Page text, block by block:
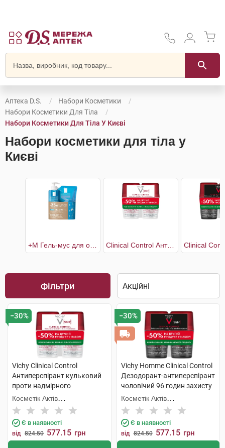
Аптека D.S.
Набори Косметики
Набори Косметики Для Тіла
Набори Косметики Для Тіла У Києві
Набори косметики для тіла у
Києві
Clinical Control Антиперспірант кульковий проти надмірного потовиділення 96 годин захисту 2х50 мл
Фільтри
−30%
Vichy Clinical Control
Антиперспірант кульковий
проти надмірного
потовиділення 96 годин
захисту 2х50 мл 1 набір
Косметік Актів
Інтернаціональ
Є в наявності
від 824.50 577.15 грн
−30%
Vichy Homme Clinical Control
Дезодорант-антиперспірант
чоловічий 96 годин захисту
2х50 мл 1 набір
Косметік Актів
Інтернаціональ
Є в наявності
від 824.50 577.15 грн